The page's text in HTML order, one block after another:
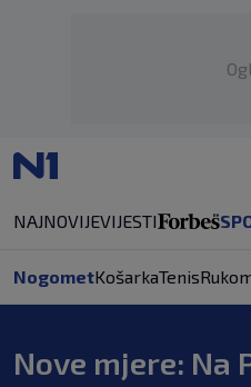
NAJNOVIJEVIJESTI
NogometKošarkaTenis
Nove mjere: Na